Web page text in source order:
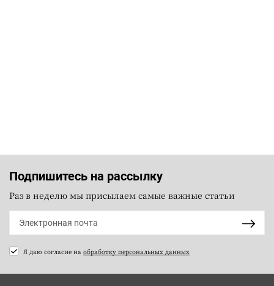
Подпишитесь на рассылку
Раз в неделю мы присылаем самые важные статьи
Я даю согласие на обработку персональных данных